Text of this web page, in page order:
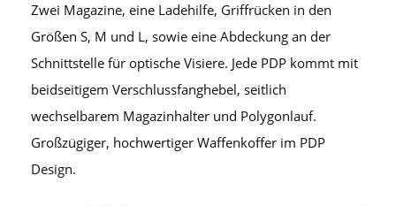
Zwei Magazine, eine Ladehilfe, Griffrücken in den
Größen S, M und L, sowie eine Abdeckung an der
Schnittstelle für optische Visiere. Jede PDP kommt mit
beidseitigem Verschlussfanghebel, seitlich
wechselbarem Magazinhalter und Polygonlauf.
Großzügiger, hochwertiger Waffenkoffer im PDP
Design.